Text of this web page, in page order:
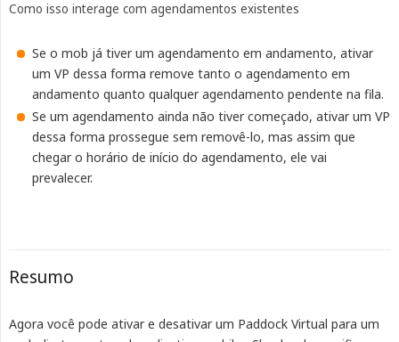
Como isso interage com agendamentos existentes
Se o mob já tiver um agendamento em andamento, ativar
um VP dessa forma remove tanto o agendamento em
andamento quanto qualquer agendamento pendente na fila.
Se um agendamento ainda não tiver começado, ativar um VP
dessa forma prossegue sem removê-lo, mas assim que
chegar o horário de início do agendamento, ele vai
prevalecer.
Resumo
Agora você pode ativar e desativar um Paddock Virtual para um